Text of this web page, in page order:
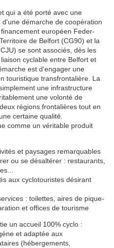
qui a été porté avec une
démarche de coopération
européen Feder-
de Belfort (CG90) et la
se sont associés, dès les
cyclable entre Belfort et
est d'engager une
touristique transfrontalière. La
une infrastructure
une volonté de
régions frontalières tout en
certaine qualité.
comme un véritable produit
et paysages remarquables
ou se désaltérer : restaurants,
aux cyclotouristes désirant
: toilettes, aires de pique-
et offices de tourisme
un accueil 100% cyclo :
et adaptée aux
(hébergements,